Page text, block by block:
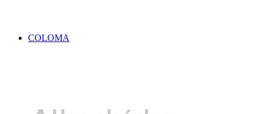
COLOMA